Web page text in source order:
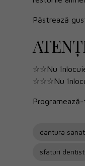
Păstrează
☆☆Nu
☆☆☆Nu
dantura
sfaturi dentist